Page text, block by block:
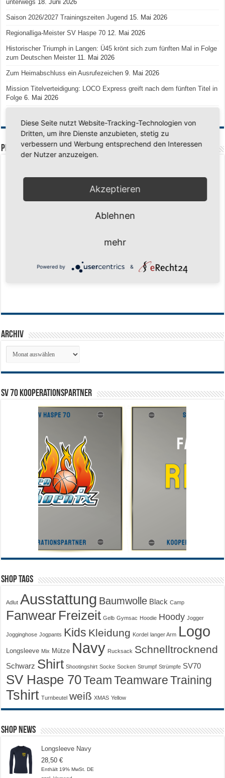
unterwegs 18. Juni 2026
Saison 2026/2027 Trainingszeiten Jugend 15. Mai 2026
Regionalliga-Meister SV Haspe 70 12. Mai 2026
Historischer Triumph in Langen: Ü45 krönt sich zum fünften Mal in Folge
zum Deutschen Meister 11. Mai 2026
Zum Heimabschluss ein Ausrufezeichen 9. Mai 2026
Mission Titelverteidigung: LOCO Express greift nach dem fünften Titel in
Folge 6. Mai 2026
PREMIUMPARTNER
Archiv
Archiv
SV 70 Kooperationspartner
Shop Tags
Adlut Ausstattung Baumwolle Black Camp
Fanwear Freizeit Gelb Gymsac Hoodie Hoody Jogger
Jogginghose Jogpants Kids Kleidung Kordel langer Arm Logo
Longsleeve Mix Mütze Navy Rucksack Schnelltrocknend
Schwarz Shirt Shootingshirt Socke Socken Strumpf Strümpfe SV70
SV Haspe 70Team Teamware Training
Tshirt Turnbeutel weiß XMAS Yellow
Shop News
Longsleeve Navy
28,50€
Enthält 19% MwSt. DE
Diese Seite nutzt Website-Tracking-Technologien von
Dritten, um ihre Dienste anzubieten, stetig zu
verbessern und Werbung entsprechend den Interessen
der Nutzer anzuzeigen.
Akzeptieren
Ablehnen
mehr
Powered by &